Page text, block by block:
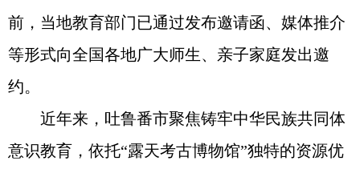
前，当地教育部门已通过发布邀请函、媒体推介
等形式向全国各地广大师生、亲子家庭发出邀
约。
近年来，吐鲁番市聚焦铸牢中华民族共同体
意识教育，依托“露天考古博物馆”独特的资源优